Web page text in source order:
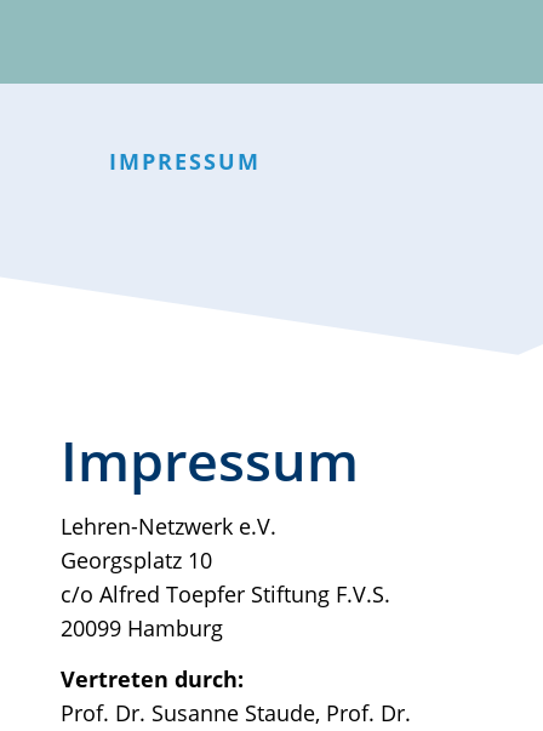
IMPRESSUM
Impressum
Lehren-Netzwerk e.V.
Georgsplatz 10
c/o Alfred Toepfer Stiftung F.V.S.
20099 Hamburg
Vertreten durch:
Prof. Dr. Susanne Staude, Prof. Dr.